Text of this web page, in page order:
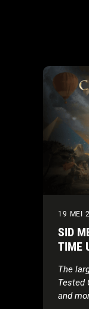
19 MEI
SID
TIME
The
Tested
and